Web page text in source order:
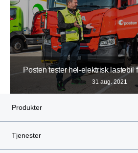
Posten tester hel-elektrisk lastebil
31 aug. 2021
Produkter
Tjenester